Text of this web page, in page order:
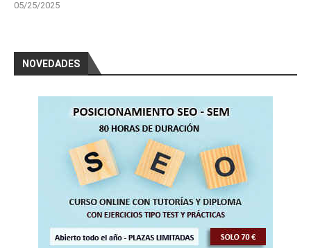
05/25/2025
NOVEDADES